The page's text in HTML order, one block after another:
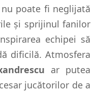
poate fi neglijată
și sprijinul fanilor
echipei să
dificilă. Atmosfera
ar putea
jucătorilor de a